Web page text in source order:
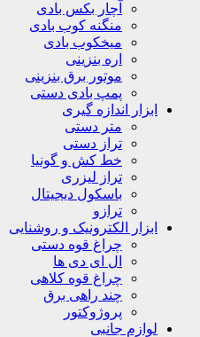
آچار بکس بادی
منگنه کوب بادی
میخکوب بادی
اره بنزینی
موتور برق بنزینی
پمپ بادی دستی
ابزار اندازه گیری
متر دستی
تراز دستی
خط کش و گونیا
تراز لیزری
باسکول دیجیتال
ترازو
ابزار الکترونیک و روشنایی
چراغ قوه دستی
ال ای دی ها
چراغ قوه کلاهی
چند راهی برق
پروژوکتور
لوازم جانبی